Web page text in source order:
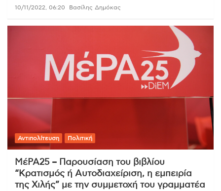
10/11/2022, 06:20 Βασίλης Δημόκας
Αντιπολίτευση Πολιτική
ΜέΡΑ25 – Παρουσίαση του βιβλίου
“Κρατισμός ή Αυτοδιαχείριση, η εμπειρία
της Χιλής” με την συμμετοχή του γραμματέα